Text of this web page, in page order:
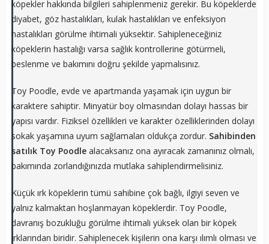
köpekler hakkında bilgileri sahiplenmeniz gerekir. Bu köpeklerde
diyabet, göz hastalıkları, kulak hastalıkları ve enfeksiyon
hastalıkları görülme ihtimali yüksektir. Sahipleneceğiniz
köpeklerin hastalığı varsa sağlık kontrollerine götürmeli,
beslenme ve bakımını doğru şekilde yapmalısınız.
Toy Poodle, evde ve apartmanda yaşamak için uygun bir
karaktere sahiptir. Minyatür boy olmasından dolayı hassas bir
yapısı vardır. Fiziksel özellikleri ve karakter özelliklerinden dolayı
sokak yaşamına uyum sağlamaları oldukça zordur. Sahibinden
satılık Toy Poodle alacaksanız ona ayıracak zamanınız olmalı,
bakımında zorlandığınızda mutlaka sahiplendirmelisiniz.
Küçük ırk köpeklerin tümü sahibine çok bağlı, ilgiyi seven ve
yalnız kalmaktan hoşlanmayan köpeklerdir. Toy Poodle,
davranış bozukluğu görülme ihtimali yüksek olan bir köpek
ırklarından biridir. Sahiplenecek kişilerin ona karşı ılımlı olması ve